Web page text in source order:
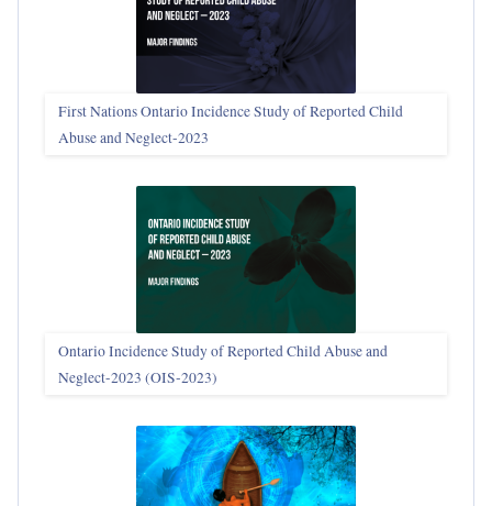
First Nations Ontario Incidence Study of Reported Child
Abuse and Neglect‑2023
Ontario Incidence Study of Reported Child Abuse and
Neglect-2023 (OIS‑2023)